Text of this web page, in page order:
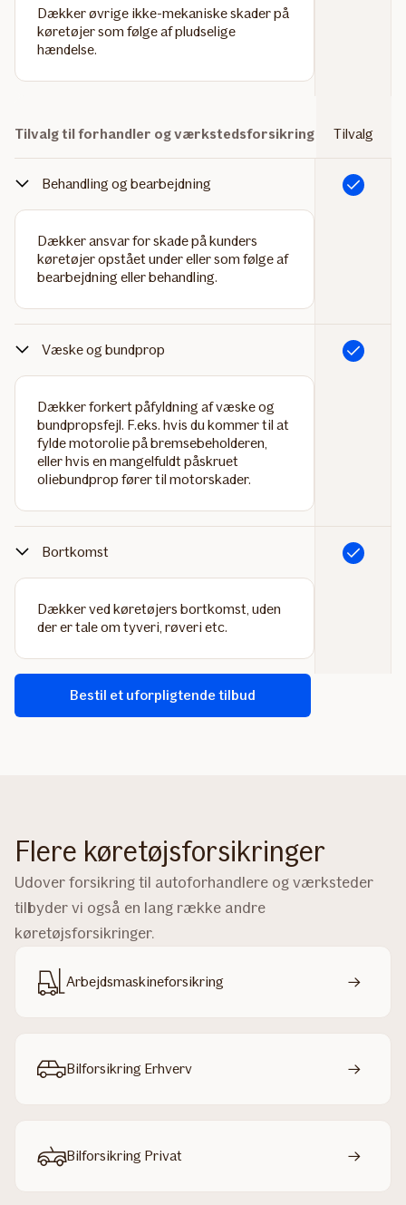
Dækker øvrige ikke-mekaniske skader på
køretøjer som følge af pludselige
hændelse.
Tilvalg til forhandler og værkstedsforsikring Tilvalg
Behandling og bearbejdning
Dækker ansvar for skade på kunders
køretøjer opstået under eller som følge af
bearbejdning eller behandling.
Inkluderet
Væske og bundprop
Dækker forkert påfyldning af væske og
bundpropsfejl. F.eks. hvis du kommer til at
fylde motorolie på bremsebeholderen,
eller hvis en mangelfuldt påskruet
oliebundprop fører til motorskader.
Inkluderet
Bortkomst
Dækker ved køretøjers bortkomst, uden
der er tale om tyveri, røveri etc.
Inkluderet
Bestil et uforpligtende tilbud
Flere køretøjsforsikringer
Udover forsikring til autoforhandlere og værksteder
tilbyder vi også en lang række andre
køretøjsforsikringer.
Arbejdsmaskineforsikring
Bilforsikring Erhverv
Bilforsikring Privat